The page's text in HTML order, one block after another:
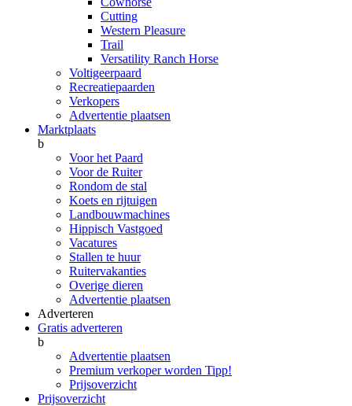
Cutting
Western Pleasure
Trail
Versatility Ranch Horse
Voltigeerpaard
Recreatiepaarden
Verkopers
Advertentie plaatsen
Marktplaats
b
Voor het Paard
Voor de Ruiter
Rondom de stal
Koets en rijtuigen
Landbouwmachines
Hippisch Vastgoed
Vacatures
Stallen te huur
Ruitervakanties
Overige dieren
Advertentie plaatsen
Adverteren
Gratis adverteren
b
Advertentie plaatsen
Premium verkoper worden Tipp!
Prijsoverzicht
Prijsoverzicht